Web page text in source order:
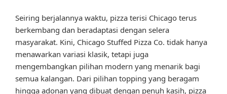
Seiring berjalannya waktu, pizza terisi Chicago terus
berkembang dan beradaptasi dengan selera
masyarakat. Kini, Chicago Stuffed Pizza Co. tidak hanya
menawarkan variasi klasik, tetapi juga
mengembangkan pilihan modern yang menarik bagi
semua kalangan. Dari pilihan topping yang beragam
hingga adonan yang dibuat dengan penuh kasih, pizza